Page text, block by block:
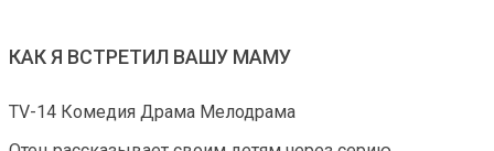
КАК Я ВСТРЕТИЛ ВАШУ МАМУ
TV-14 Комедия Драма Мелодрама